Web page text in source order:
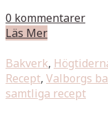
0 kommentarer
Läs Mer
Bakverk,
Recept, Valborgs
samtliga recept